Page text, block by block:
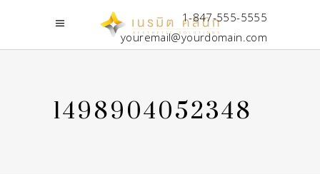
1-847-555-5555
youremail@yourdomain.com
1498904052348